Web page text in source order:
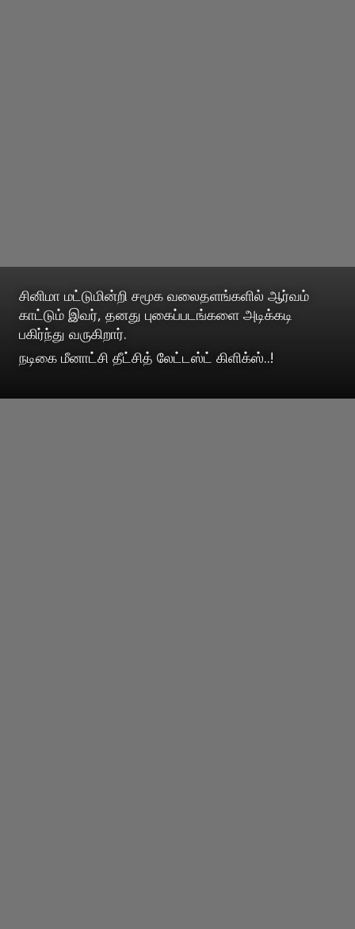
சினிமா மட்டுமின்றி சமூக வலைதளங்களில் ஆர்வம்
காட்டும் இவர், தனது புகைப்படங்களை அடிக்கடி
பகிர்ந்து வருகிறார்.
நடிகை மீனாட்சி தீட்சித் லேட்டஸ்ட் கிளிக்ஸ்..!